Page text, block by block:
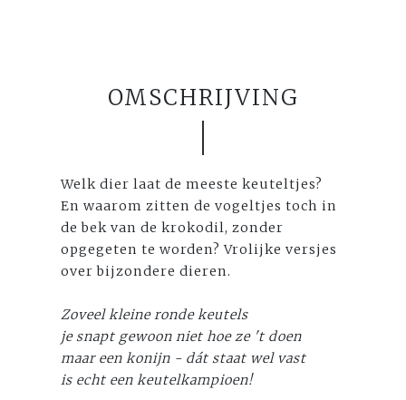
OMSCHRIJVING
Welk dier laat de meeste keuteltjes?
En waarom zitten de vogeltjes toch in
de bek van de krokodil, zonder
opgegeten te worden? Vrolijke versjes
over bijzondere dieren.
Zoveel kleine ronde keutels
je snapt gewoon niet hoe ze 't doen
maar een konijn - dát staat wel vast
is echt een keutelkampioen!